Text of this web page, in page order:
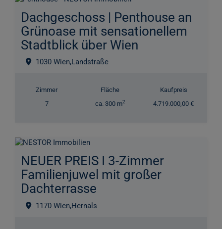
Dachgeschoss | Penthouse an
Grünoase mit sensationellem
Stadtblick über Wien
1030 Wien,Landstraße
Zimmer
7
Fläche
ca. 300 m2
Kaufpreis
4.719.000,00 €
NEUER PREIS I 3-Zimmer
Familienjuwel mit großer
Dachterrasse
1170 Wien,Hernals